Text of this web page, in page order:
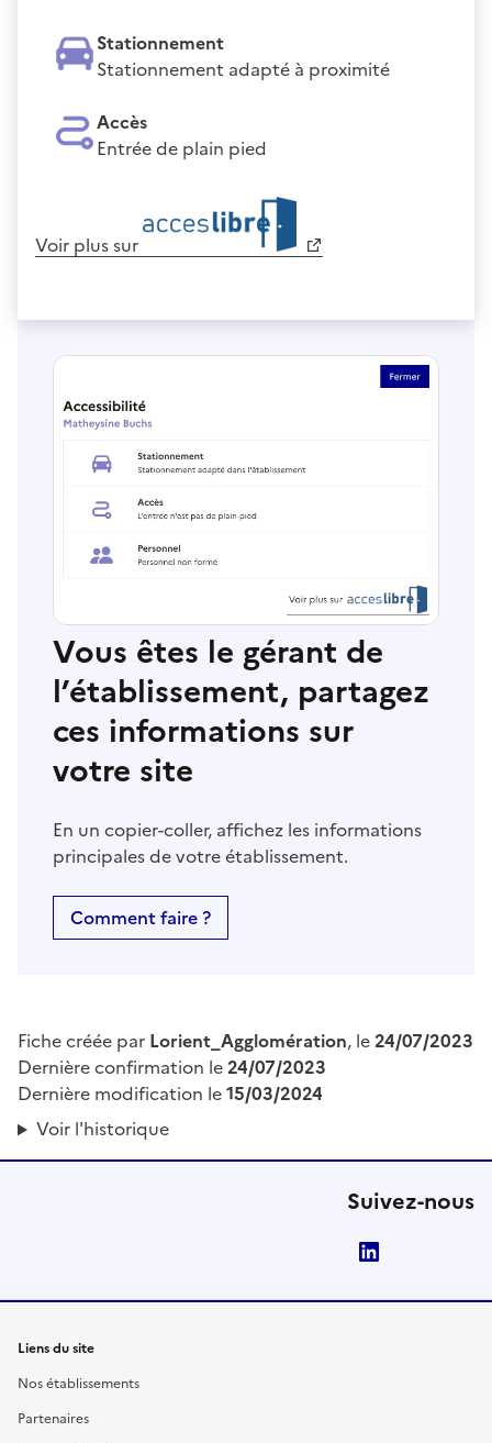
Stationnement
Stationnement adapté à proximité
Accès
Entrée de plain pied
Voir plus sur
Vous êtes le gérant de
l’établissement, partagez
ces informations sur
votre site
En un copier-coller, affichez les informations
principales de votre établissement.
Comment faire ?
Fiche créée par Lorient_Agglomération, le24/07/2023
Dernière confirmation le24/07/2023
Dernière modification le15/03/2024
Voir l'historique
Suivez-nous
Liens du site
Nos établissements
Partenaires